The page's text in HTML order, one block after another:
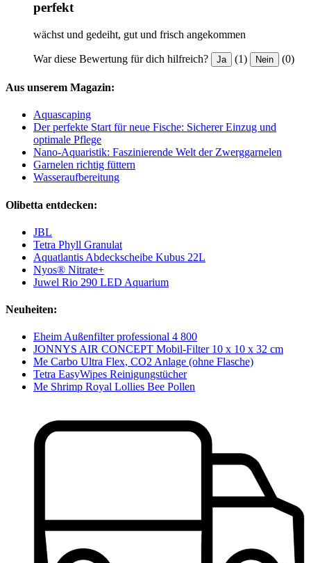
perfekt
wächst und gedeiht, gut und frisch angekommen
War diese Bewertung für dich hilfreich? Ja (1) Nein (0)
Aus unserem Magazin:
Aquascaping
Der perfekte Start für neue Fische: Sicherer Einzug und
optimale Pflege
Nano-Aquaristik: Faszinierende Welt der Zwerggarnelen
Garnelen richtig füttern
Wasseraufbereitung
Olibetta entdecken:
JBL
Tetra Phyll Granulat
Aquatlantis Abdeckscheibe Kubus 22L
Nyos® Nitrate+
Juwel Rio 290 LED Aquarium
Neuheiten:
Eheim Außenfilter professional 4 800
JONNYS AIR CONCEPT Mobil-Filter 10 x 10 x 32 cm
Me Carbo Ultra Flex, CO2 Anlage (ohne Flasche)
Tetra EasyWipes Reinigungstücher
Me Shrimp Royal Lollies Bee Pollen